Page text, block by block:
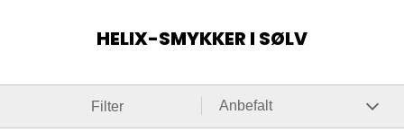
HELIX-SMYKKER I SØLV
Filter